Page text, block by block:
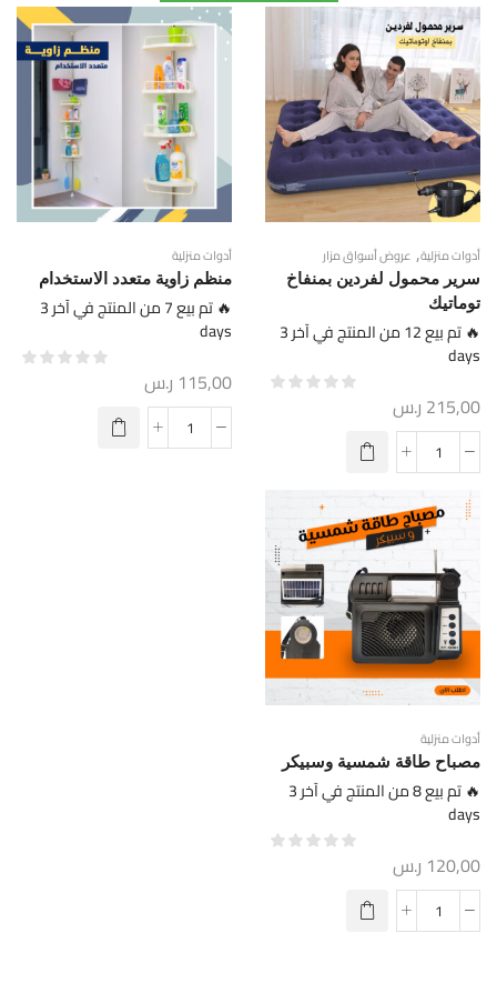
أدوات منزلية, عروض أسواق مزار
سرير محمول لفردين بمنفاخ
توماتيك
🔥 تم بيع 12 من المنتج في آخر 3
days
215,00 ر.س
أدوات منزلية
منظم زاوية متعدد الاستخدام
🔥 تم بيع 7 من المنتج في آخر 3
days
115,00 ر.س
أدوات منزلية
مصباح طاقة شمسية وسبيكر
🔥 تم بيع 8 من المنتج في آخر 3
days
120,00 ر.س